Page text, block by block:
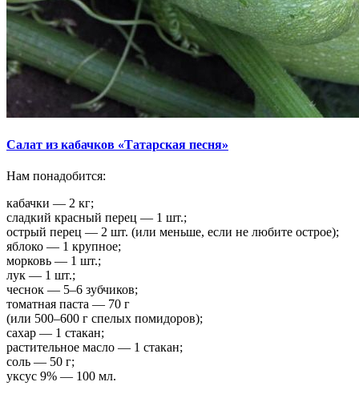
Салат из кабачков «Татарская песня»
Нам понадобится:
кабачки — 2 кг;
сладкий красный перец — 1 шт.;
острый перец — 2 шт. (или меньше, если не любите острое);
яблоко — 1 крупное;
морковь — 1 шт.;
лук — 1 шт.;
чеснок — 5–6 зубчиков;
томатная паста — 70 г
(или 500–600 г спелых помидоров);
сахар — 1 стакан;
растительное масло — 1 стакан;
соль — 50 г;
уксус 9% — 100 мл.